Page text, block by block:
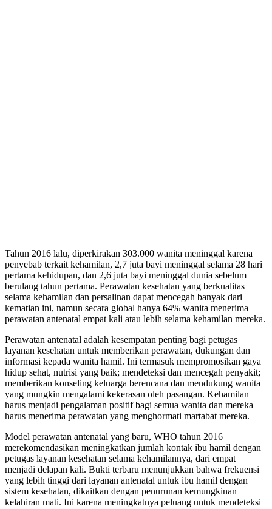
Tahun 2016 lalu, diperkirakan 303.000 wanita meninggal karena
penyebab terkait kehamilan, 2,7 juta bayi meninggal selama 28 hari
pertama kehidupan, dan 2,6 juta bayi meninggal dunia sebelum
berulang tahun pertama. Perawatan kesehatan yang berkualitas
selama kehamilan dan persalinan dapat mencegah banyak dari
kematian ini, namun secara global hanya 64% wanita menerima
perawatan antenatal empat kali atau lebih selama kehamilan mereka.
Perawatan antenatal adalah kesempatan penting bagi petugas
layanan kesehatan untuk memberikan perawatan, dukungan dan
informasi kepada wanita hamil. Ini termasuk mempromosikan gaya
hidup sehat, nutrisi yang baik; mendeteksi dan mencegah penyakit;
memberikan konseling keluarga berencana dan mendukung wanita
yang mungkin mengalami kekerasan oleh pasangan. Kehamilan
harus menjadi pengalaman positif bagi semua wanita dan mereka
harus menerima perawatan yang menghormati martabat mereka.
Model perawatan antenatal yang baru, WHO tahun 2016
merekomendasikan meningkatkan jumlah kontak ibu hamil dengan
petugas layanan kesehatan selama kehamilannya, dari empat
menjadi delapan kali. Bukti terbaru menunjukkan bahwa frekuensi
yang lebih tinggi dari layanan antenatal untuk ibu hamil dengan
sistem kesehatan, dikaitkan dengan penurunan kemungkinan
kelahiran mati. Ini karena meningkatnya peluang untuk mendeteksi